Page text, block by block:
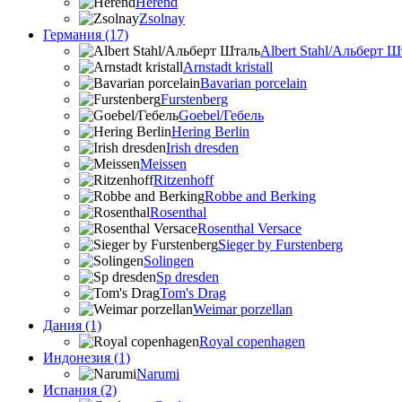
Zsolnay
Германия (17)
Albert Stahl/Альбеpт
Arnstadt kristall
Bavarian porcelain
Furstenberg
Goebel/Гебель
Hering Berlin
Irish dresden
Meissen
Ritzenhoff
Robbe and Berking
Rosenthal
Rosenthal Versace
Sieger by Furstenberg
Solingen
Sp dresden
Tom's Drag
Weimar porzellan
Дания (1)
Royal copenhagen
Индонезия (1)
Narumi
Испания (2)